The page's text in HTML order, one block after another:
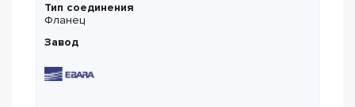
Тип соединения
Фланец
Завод